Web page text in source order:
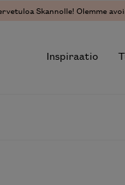
Skannolle! Olemme
Inspiraatio